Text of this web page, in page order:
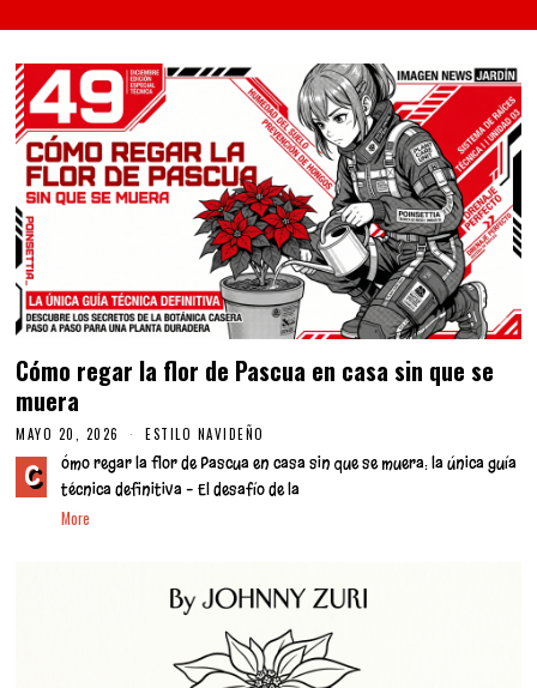
Cómo regar la flor de Pascua en casa sin que se
muera
MAYO 20, 2026 ESTILO NAVIDEÑO
C
ómo regar la flor de Pascua en casa sin que se muera: la única guía
técnica definitiva – El desafío de la
More